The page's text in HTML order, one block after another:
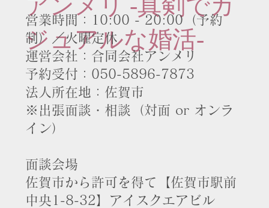
アンメリ -真剣でカ
ジュアルな婚活-
営業時間：10:00 - 20:00（予約
制）／火曜定休
運営会社：合同会社アンメリ
​予約受付：050-5896-7873
法人所在地：佐賀市
※出張面談・相談（対面 or オンラ
イン）
​面談会場
佐賀市から許可を得て【佐賀市駅前
中央1-8-32】アイスクエアビル